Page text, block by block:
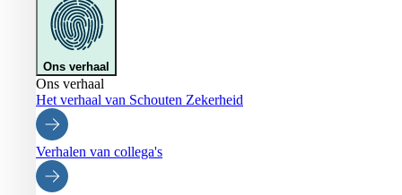
Ons verhaal
Ons verhaal
Het verhaal van Schouten Zekerheid
Verhalen van collega's